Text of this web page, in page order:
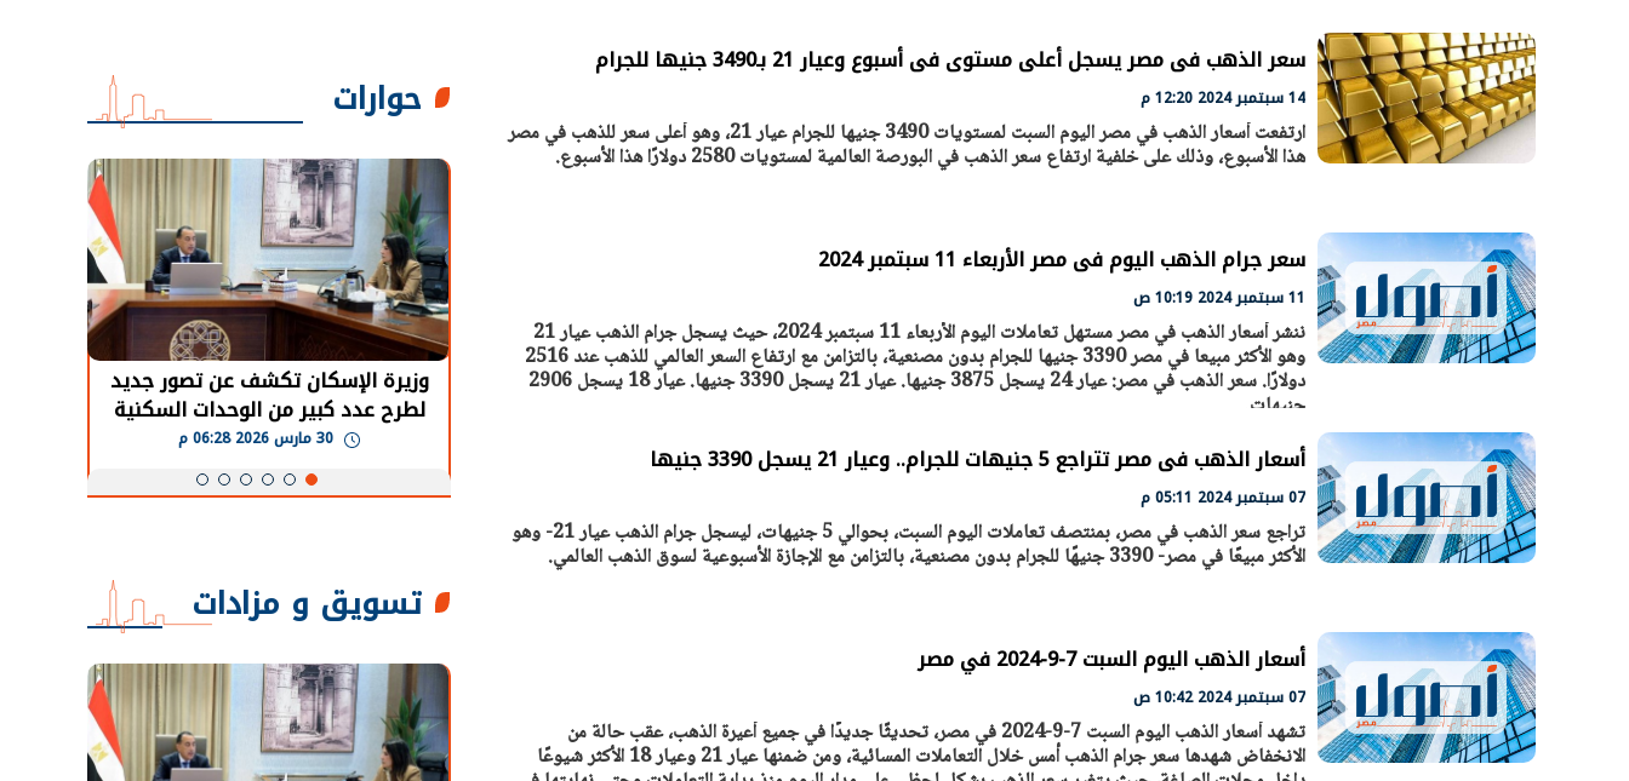
سعر الذهب فى مصر يسجل أعلى مستوى فى أسبوع وعيار 21 بـ3490 جنيها للجرام
14 سبتمبر 2024 12:20 م
ارتفعت أسعار الذهب في مصر اليوم السبت لمستويات 3490 جنيها للجرام عيار 21، وهو أعلى سعر للذهب في مصر
هذا الأسبوع، وذلك على خلفية ارتفاع سعر الذهب في البورصة العالمية لمستويات 2580 دولارًا هذا الأسبوع.
سعر جرام الذهب اليوم فى مصر الأربعاء 11 سبتمبر 2024
11 سبتمبر 2024 10:19 ص
ننشر أسعار الذهب في مصر مستهل تعاملات اليوم الأربعاء 11 سبتمبر 2024، حيث يسجل جرام الذهب عيار 21
وهو الأكثر مبيعا في مصر 3390 جنيها للجرام بدون مصنعية، بالتزامن مع ارتفاع السعر العالمي للذهب عند 2516
دولارًا. سعر الذهب في مصر: عيار 24 يسجل 3875 جنيها. عيار 21 يسجل 3390 جنيها. عيار 18 يسجل 2906
جنيهات.
أسعار الذهب فى مصر تتراجع 5 جنيهات للجرام.. وعيار 21 يسجل 3390 جنيها
07 سبتمبر 2024 05:11 م
تراجع سعر الذهب في مصر، بمنتصف تعاملات اليوم السبت، بحوالي 5 جنيهات، ليسجل جرام الذهب عيار 21- وهو
الأكثر مبيعًا في مصر- 3390 جنيهًا للجرام بدون مصنعية، بالتزامن مع الإجازة الأسبوعية لسوق الذهب العالمي.
أسعار الذهب اليوم السبت 7-9-2024 في مصر
07 سبتمبر 2024 10:42 ص
تشهد أسعار الذهب اليوم السبت 7-9-2024 في مصر، تحديثًا جديدًا في جميع أعيرة الذهب، عقب حالة من
الانخفاض شهدها سعر جرام الذهب أمس خلال التعاملات المسائية، ومن ضمنها عيار 21 وعيار 18 الأكثر شيوعًا
حوارات
الرئيس السيسي: تداعيات خطيرة على
الاقتصاد العالمي وأسعار الوقود حال
استمرار الأزمة في الشرق الأوسط
30 مارس 2026 05:06 م
رئيس الوزراء يتابع الإجراءات الخاصة افتتاح «إيجبس 2026» بحضور دولي وزيرة الإسكان تكشف عن تصور جديد
لطرح عدد كبير من الوحدات السكنية
بنظام الإيجار
تسويق و مزادات